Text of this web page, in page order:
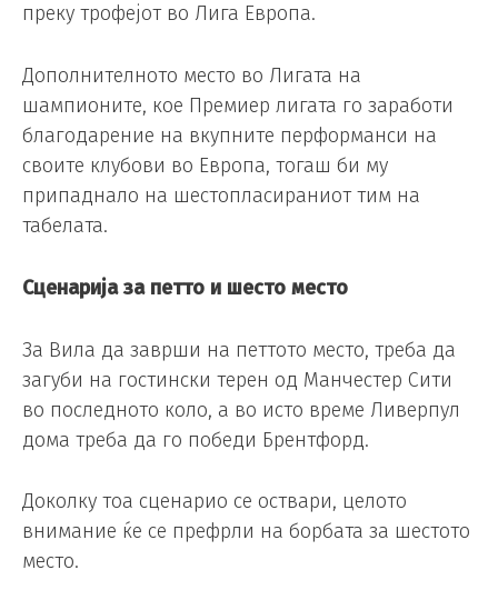
преку трофејот во Лига Европа.
Дополнителното место во Лигата на
шампионите, кое Премиер лигата го заработи
благодарение на вкупните перформанси на
своите клубови во Европа, тогаш би му
припаднало на шестопласираниот тим на
табелата.
Сценарија за петто и шесто место
За Вила да заврши на петтото место, треба да
загуби на гостински терен од Манчестер Сити
во последното коло, а во исто време Ливерпул
дома треба да го победи Брентфорд.
Доколку тоа сценарио се оствари, целото
внимание ќе се префрли на борбата за шестото
место.